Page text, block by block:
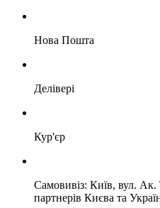
Нова Пошта
Делівері
Кур'єр
Самовивіз: Київ, вул. Ак.
партнерів Києва та